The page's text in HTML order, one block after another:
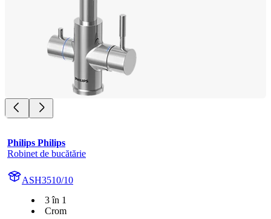
Philips Philips
Robinet de bucătărie
ASH3510/10
3 în 1
Crom